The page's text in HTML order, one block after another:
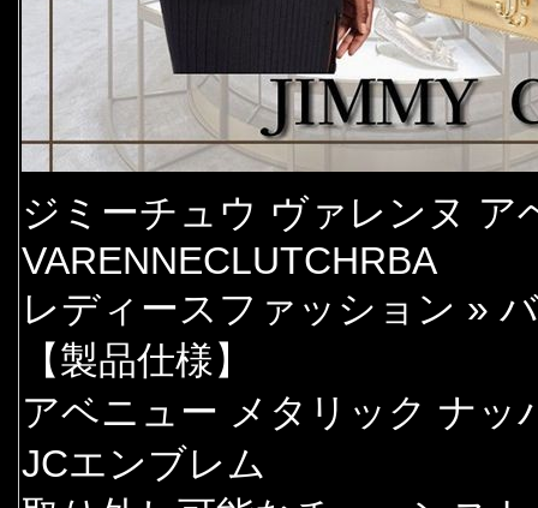
ジミーチュウ ヴァレンヌ ア
VARENNECLUTCHRBA
レディースファッション »
【製品仕様】
アベニュー メタリック ナッ
JCエンブレム